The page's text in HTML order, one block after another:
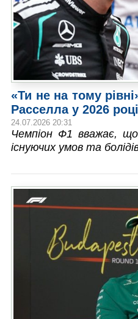
«Ти не на тому
Расселла у 2026 році
24.07.2026 20:31
Чемпіон Ф1 вважає,
існуючих умов та